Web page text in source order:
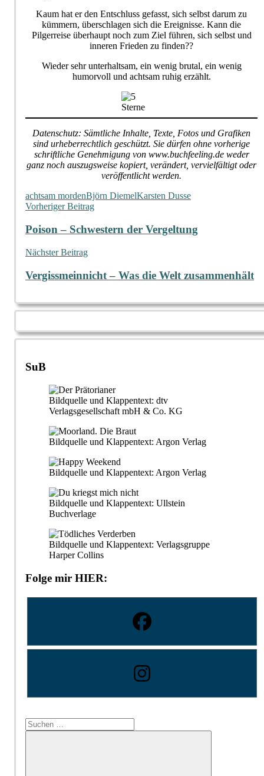
Kaum hat er den Entschluss gefasst, sich selbst darum zu
kümmern, überschlagen sich die Ereignisse. Kann die
Pilgerreise überhaupt noch zum Ziel führen, sich selbst und
inneren Frieden zu finden??
Wieder sehr unterhaltsam, ein wenig brutal, ein wenig
humorvoll und achtsam ruhig erzählt.
Datenschutz: Sämtliche Inhalte, Texte, Fotos und Grafiken
sind urheberrechtlich geschützt. Sie dürfen ohne vorherige
schriftliche Genehmigung von www.buchfeeling.de weder
ganz noch auszugsweise kopiert, verändert, vervielfältigt oder
veröffentlicht werden.
achtsam mordenBjörn DiemelKarsten Dusse
Beitragsnavigation
Vorheriger Beitrag
Poison – Schwestern der Vergeltung
Nächster Beitrag
Vergissmeinnicht – Was die Welt zusammenhält
SuB
Bildquelle und Klappentext: dtv
Verlagsgesellschaft mbH & Co. KG
Bildquelle und Klappentext: Argon Verlag
Bildquelle und Klappentext: Argon Verlag
Bildquelle und Klappentext: Ullstein
Buchverlage
Bildquelle und Klappentext: Verlagsgruppe
Harper Collins
Folge mir HIER:
Suchen
nach: